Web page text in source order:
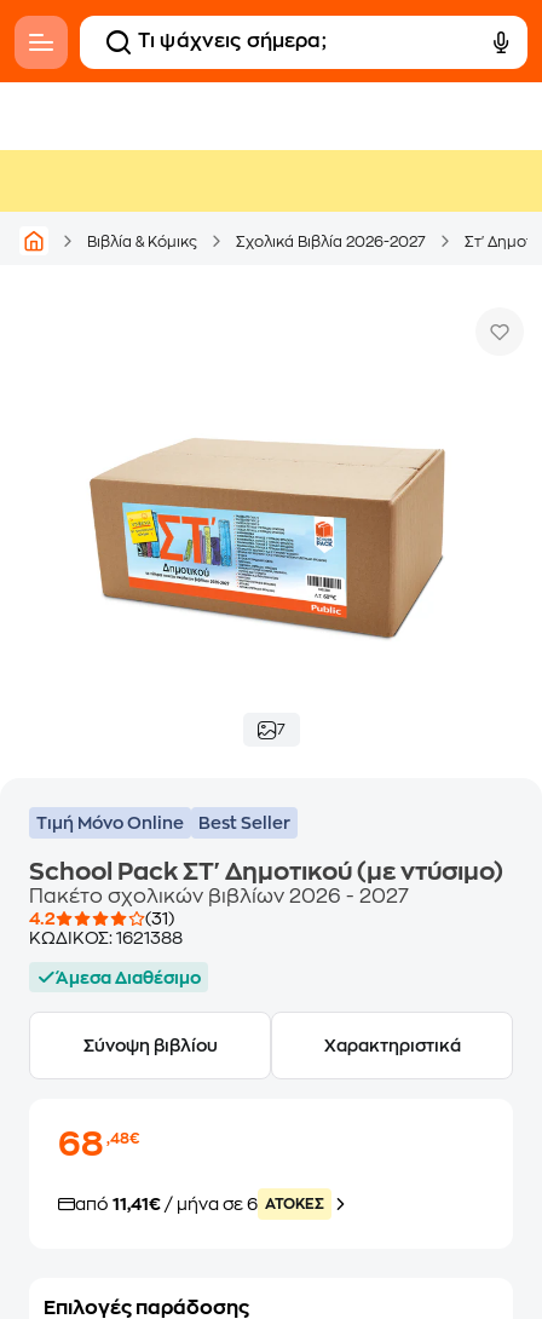
Βιβλία & Κόμικς Σχολικά Βιβλία 2026-2027 Στ'
7
Τιμή Μόνο Online Best Seller
School Pack ΣΤ' Δημοτικού (με ντύσιμο)
Πακέτο σχολικών βιβλίων 2026 - 2027
4.2
(31)
ΚΩΔΙΚΟΣ: 1621388
Άμεσα Διαθέσιμο
Σύνοψη βιβλίου Χαρακτηριστικά
68,48€
από 11,41€ / μήνα σε 6 ATOKEΣ
Επιλογές παράδοσης